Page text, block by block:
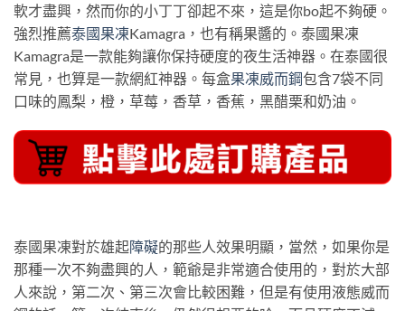
軟才盡興，然而你的小丁丁卻起不來，這是你bo起不夠硬。
強烈推薦泰國果凍Kamagra，也有稱果醬的。泰國果凍
Kamagra是一款能夠讓你保持硬度的夜生活神器。在泰國很
常見，也算是一款網紅神器。每盒果凍威而鋼包含7袋不同
口味的鳳梨，橙，草莓，香草，香蕉，黑醋栗和奶油。
泰國果凍對於雄起障礙的那些人效果明顯，當然，如果你是
那種一次不夠盡興的人，範爺是非常適合使用的，對於大部
人來說，第二次、第三次會比較困難，但是有使用液態威而